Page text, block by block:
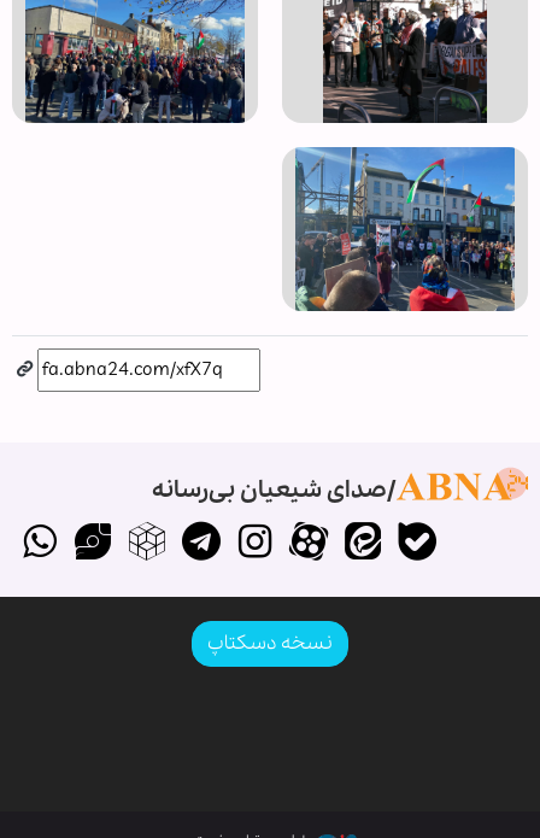
صدای شیعیان بی‌رسانه
نسخه دسکتاپ